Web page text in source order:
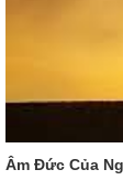
Âm Đức Của